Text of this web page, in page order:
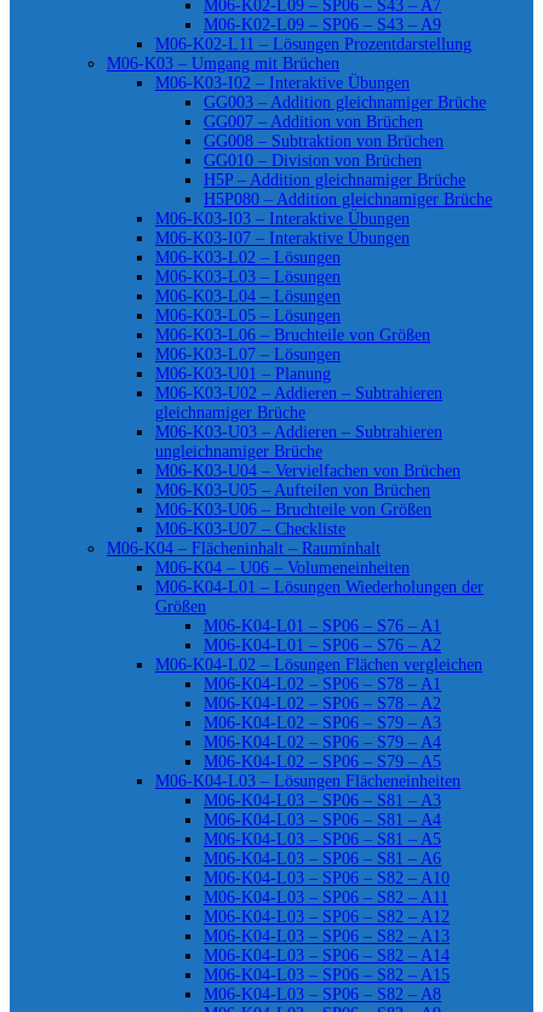
M06-K02-L09 – SP06 – S43 – A7
M06-K02-L09 – SP06 – S43 – A9
M06-K02-L11 – Lösungen Prozentdarstellung
M06-K03 – Umgang mit Brüchen
M06-K03-I02 – Interaktive Übungen
GG003 – Addition gleichnamiger Brüche
GG007 – Addition von Brüchen
GG008 – Subtraktion von Brüchen
GG010 – Division von Brüchen
H5P – Addition gleichnamiger Brüche
H5P080 – Addition gleichnamiger Brüche
M06-K03-I03 – Interaktive Übungen
M06-K03-I07 – Interaktive Übungen
M06-K03-L02 – Lösungen
M06-K03-L03 – Lösungen
M06-K03-L04 – Lösungen
M06-K03-L05 – Lösungen
M06-K03-L06 – Bruchteile von Größen
M06-K03-L07 – Lösungen
M06-K03-U01 – Planung
M06-K03-U02 – Addieren – Subtrahieren
gleichnamiger Brüche
M06-K03-U03 – Addieren – Subtrahieren
ungleichnamiger Brüche
M06-K03-U04 – Vervielfachen von Brüchen
M06-K03-U05 – Aufteilen von Brüchen
M06-K03-U06 – Bruchteile von Größen
M06-K03-U07 – Checkliste
M06-K04 – Flächeninhalt – Rauminhalt
M06-K04 – U06 – Volumeneinheiten
M06-K04-L01 – Lösungen Wiederholungen der
Größen
M06-K04-L01 – SP06 – S76 – A1
M06-K04-L01 – SP06 – S76 – A2
M06-K04-L02 – Lösungen Flächen vergleichen
M06-K04-L02 – SP06 – S78 – A1
M06-K04-L02 – SP06 – S78 – A2
M06-K04-L02 – SP06 – S79 – A3
M06-K04-L02 – SP06 – S79 – A4
M06-K04-L02 – SP06 – S79 – A5
M06-K04-L03 – Lösungen Flächeneinheiten
M06-K04-L03 – SP06 – S81 – A3
M06-K04-L03 – SP06 – S81 – A4
M06-K04-L03 – SP06 – S81 – A5
M06-K04-L03 – SP06 – S81 – A6
M06-K04-L03 – SP06 – S82 – A10
M06-K04-L03 – SP06 – S82 – A11
M06-K04-L03 – SP06 – S82 – A12
M06-K04-L03 – SP06 – S82 – A13
M06-K04-L03 – SP06 – S82 – A14
M06-K04-L03 – SP06 – S82 – A15
M06-K04-L03 – SP06 – S82 – A8